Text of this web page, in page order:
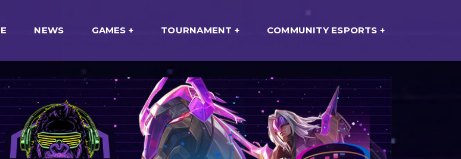
NEWS GAMES TOURNAMENT COMMUNITY ESPORTS